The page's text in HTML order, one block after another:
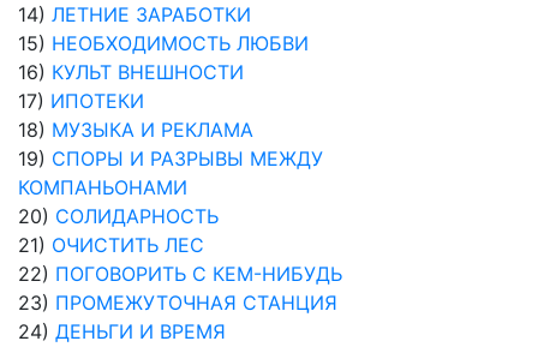
14) ЛЕТНИЕ ЗАРАБОТКИ
15) НЕОБХОДИМОСТЬ ЛЮБВИ
16) КУЛЬТ ВНЕШНОСТИ
17) ИПОТЕКИ
18) МУЗЫКА И РЕКЛАМА
19) СПОРЫ И РАЗРЫВЫ МЕЖДУ
КОМПАНЬОНАМИ
20) СОЛИДАРНОСТЬ
21) ОЧИСТИТЬ ЛЕС
22) ПОГОВОРИТЬ С КЕМ-НИБУДЬ
23) ПРОМЕЖУТОЧНАЯ СТАНЦИЯ
24) ДЕНЬГИ И ВРЕМЯ